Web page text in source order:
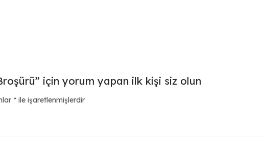
için yorum yapan ilk kişi siz olun
* ile işaretlenmişlerdir